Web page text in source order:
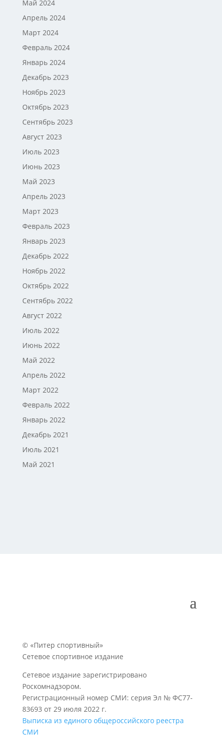
Май 2024
Апрель 2024
Март 2024
Февраль 2024
Январь 2024
Декабрь 2023
Ноябрь 2023
Октябрь 2023
Сентябрь 2023
Август 2023
Июль 2023
Июнь 2023
Май 2023
Апрель 2023
Март 2023
Февраль 2023
Январь 2023
Декабрь 2022
Ноябрь 2022
Октябрь 2022
Сентябрь 2022
Август 2022
Июль 2022
Июнь 2022
Май 2022
Апрель 2022
Март 2022
Февраль 2022
Январь 2022
Декабрь 2021
Июль 2021
Май 2021
© «Питер спортивный»
Сетевое спортивное издание
Сетевое издание зарегистрировано
Роскомнадзором.
Регистрационный номер СМИ: серия Эл № ФС77-
83693 от 29 июля 2022 г.
Выписка из единого общероссийского реестра
СМИ